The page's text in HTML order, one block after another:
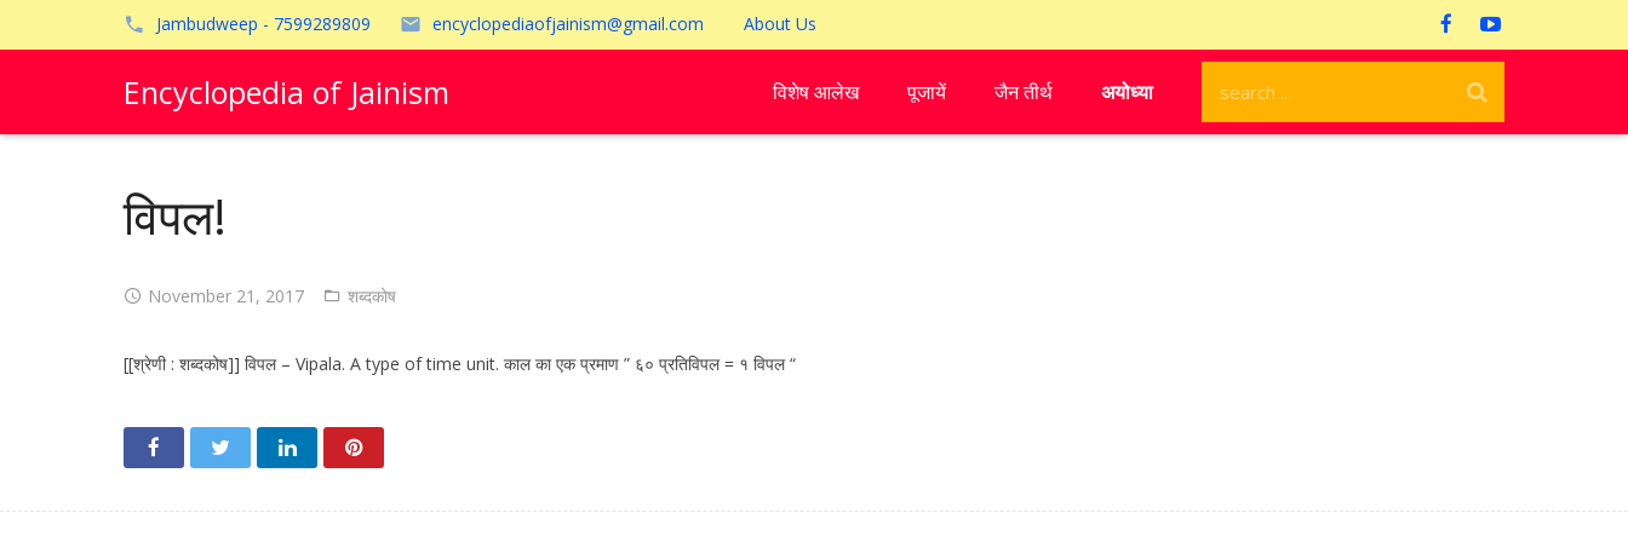
Jambudweep - 7599289809 encyclopediaofjainism@gmail.com About Us
Encyclopedia of Jainism विशेष आलेख पूजायें जैन तीर्थ अयोध्या
विपल!
November 21, 2017 शब्दकोष
[[श्रेणी : शब्दकोष]] विपल – Vipala. A type of time unit. काल का एक प्रमाण ” ६० प्रतिविपल = १ विपल “